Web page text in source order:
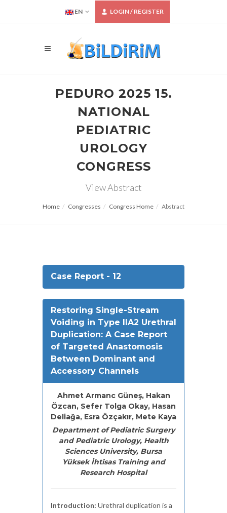
EN LOGIN / REGISTER
PEDURO 2025 15.
NATIONAL
PEDIATRIC
UROLOGY
CONGRESS
View Abstract
Home Congresses Congress Home Abstract
Case Report - 12
Restoring Single-Stream
Voiding in Type IIA2 Urethral
Duplication: A Case Report
of Targeted Anastomosis
Between Dominant and
Accessory Channels
Ahmet Armanc Güneş, Hakan
Özcan, Sefer Tolga Okay, Hasan
Deliağa, Esra Özçakır, Mete Kaya
Department of Pediatric Surgery
and Pediatric Urology, Health
Sciences University, Bursa
Yüksek İhtisas Training and
Research Hospital
Introduction: Urethral duplication is a